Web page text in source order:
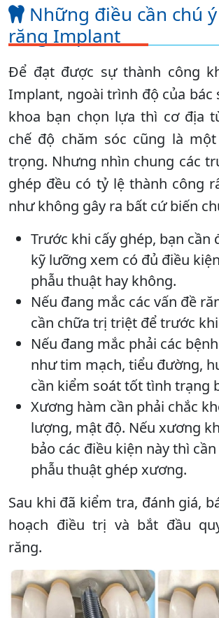
Những điều cần chú
răng Implant
Để đạt được sự thành công
Implant, ngoài trình độ của bác
khoa bạn chọn lựa thì cơ địa
chế độ chăm sóc cũng là
trọng. Nhưng nhìn chung các
ghép đều có tỷ lệ thành công
như không gây ra bất cứ biến
Trước khi cấy ghép, bạn cần
kỹ lưỡng xem có đủ điều
phẫu thuật hay không.
Nếu đang mắc các vấn đề
cần chữa trị triệt để trước
Nếu đang mắc phải các
như tim mạch, tiểu đường,
cần kiểm soát tốt tình trạng
Xương hàm cần phải chắc
lượng, mật độ. Nếu xương
bảo các điều kiện này thì
phẫu thuật ghép xương.
Sau khi đã kiểm tra, đánh giá,
hoạch điều trị và bắt đầu
răng.